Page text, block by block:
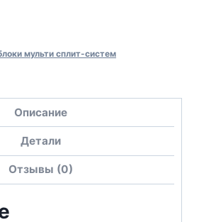
мульти сплит-систем
Описание
Детали
Отзывы (0)